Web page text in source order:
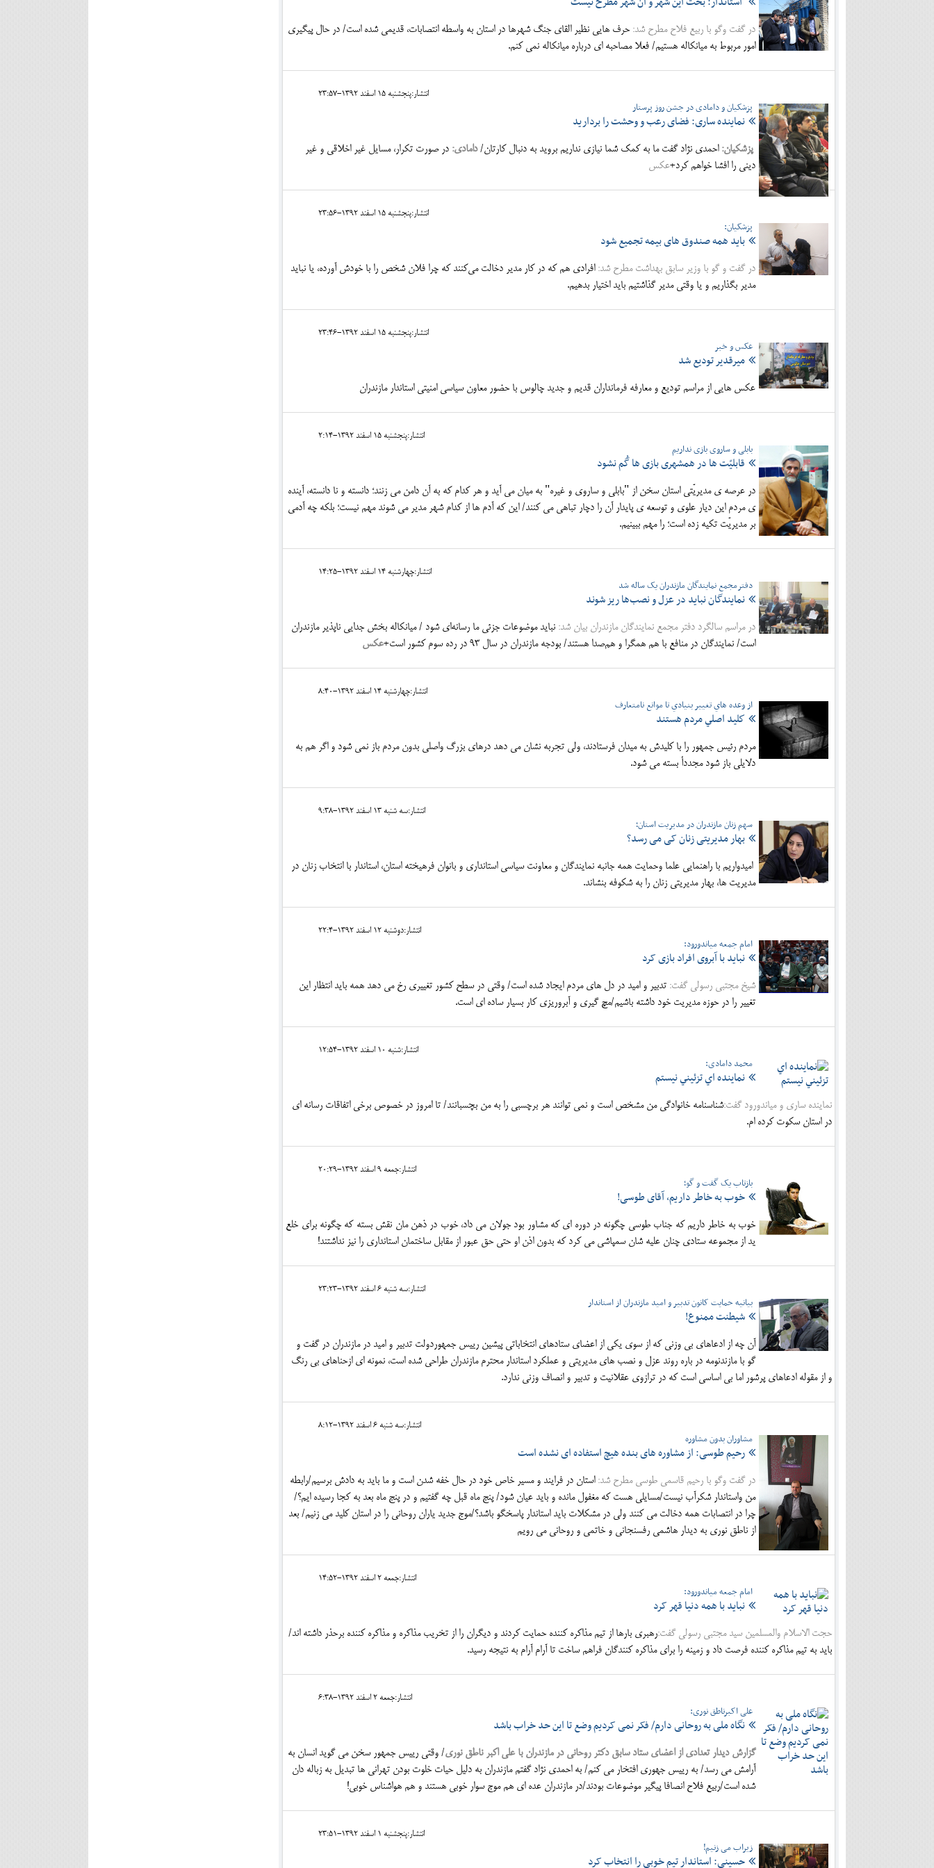
در گفت وگو با ربیع فلاح مطرح شد: حرف هایی نظیر القای جنگ شهرها در استان به واسطه انتصابات، قدیمی شده است/ در حال پیگیری
امور مربوط به میانکاله هستیم/ فعلا مصاحبه ای درباره میانکاله نمی کنم.
انتشار:پنجشنبه 15 اسفند 1392-23:57
پزشکیان و دامادی در جشن روز پرستار
نماینده ساری: فضای رعب و وحشت را بردارید
پزشکیان: احمدی نژاد گفت ما به کمک شما نیازی نداریم بروید به دنبال کارتان/دامادی: در صورت تکرار، مسایل غیر اخلاقی و غیر
دینی را افشا خواهم کرد+عکس
انتشار:پنجشنبه 15 اسفند 1392-23:56
پزشکیان:
باید همه صندوق های بیمه تجمیع شود
در گفت و گو با وزیر سابق بهداشت مطرح شد: افرادی هم که در کار مدیر دخالت می‌کنند که چرا فلان شخص را با خودش آورده، یا نباید
مدیر بگذاریم و یا وقتی مدیر گذاشتیم باید اختیار بدهیم.
انتشار:پنجشنبه 15 اسفند 1392-23:46
عکس و خبر
میرقدیر تودیع شد
عکس هایی از مراسم تودیع و معارفه فرمانداران قدیم و جدید چالوس با حضور معاون سیاسی امنیتی استاندار مازندران
انتشار:پنجشنبه 15 اسفند 1392-2:14
بابلی و ساروی بازی نداریم
قابلیّت ها در همشهری بازی ها گُم نشود
در عرصه ی مدیریّتی استان سخن از "بابلی و ساروی و غیره" به میان می آید و هر کدام که به آن دامن می زنند؛ دانسته و نا دانسته، آینده
ی مردم این دیار علوی و توسعه ی پایدار آن را دچار تباهی می کنند/ این که آدم ها از کدام شهر مدیر می شوند مهم نیست؛ بلکه چه آدمی
بر مدیریّت تکیه زده است؛ را مهم ببینیم.
انتشار:چهارشنبه 14 اسفند 1392-14:25
دفترمجمع نمایندگان مازندران یک ساله شد
نمایندگان نباید در عزل و نصب‌ها ریز شوند
در مراسم سالگرد دفتر مجمع نمایندگان مازندران بیان شد: نباید موضوعات جزئی ما رسانه‌ای شود / میانکاله بخش جدایی ناپذیر مازندران
است/ نمایندگان در منافع با هم همگرا و هم‌صدا هستند/ بودجه مازندران در سال 93 در رده سوم کشور است+
عکس
انتشار:چهارشنبه 14 اسفند 1392-8:40
از وعده هاي تغيير بنيادي تا موانع نامتعارف
كليد اصلي مردم هستند
مردم رئيس جمهور را با كليدش به ميدان فرستادند، ولي تجربه نشان مي دهد درهاي بزرگ واصلي بدون مردم باز نمي شود و اگر هم به
دلايلي باز شود مجددأ بسته مي شود.
انتشار:سه شنبه 13 اسفند 1392-9:38
سهم زنان مازندران در مدیریت استان؛
بهار مدیریتی زنان کی می رسد؟
امیدواریم با راهنمایی علما وحمایت همه جانبه نمایندگان و معاونت سیاسی استانداری و بانوان فرهیخته استان، استاندار با انتخاب زنان در
مدیریت ها، بهار مدیریتی زنان را به شکوفه بنشاند.
انتشار:دوشنبه 12 اسفند 1392-22:4
امام جمعه میاندورود:
نباید با آبروی افراد بازی کرد
شیخ مجتبی رسولی گفت: تدبیر و امید در دل های مردم ایجاد شده است/ وقتی در سطح کشور تغییری رخ می دهد همه باید انتظار این
تغییر را در حوزه مدیریت خود داشته باشیم/مچ گیری و آبروریزی کار بسیار ساده ای است.
انتشار:شنبه 10 اسفند 1392-12:54
محمد دامادی:
نماينده اي تزئيني نيستم
نماینده ساری و میاندورود گفت:شناسنامه خانوادگي من مشخص است و نمي توانند هر برچسبي را به من بچسبانند/ تا امروز در خصوص برخي اتفاقات رسانه اي
در استان سكوت كرده ام.
انتشار:جمعه 9 اسفند 1392-20:29
بازتاب یک گفت و گو؛
خوب به خاطر داریم، آقای طوسی!
خوب به خاطر داریم که جناب طوسی چگونه در دوره ای که مشاور بود جولان می داد، خوب در ذهن مان نقش بسته که چگونه برای خلع
ید از مجموعه ستادی چنان علیه شان سمپاشی می کرد که بدون اذن او حتی حق عبور از مقابل ساختمان استانداری را نیز نداشتند!
انتشار:سه شنبه 6 اسفند 1392-23:23
بیانیه حمایت کانون تدبیر و امید مازندران از استاندار
شیطنت ممنوع!
آن چه از ادعاهای بی وزنی که از سوی یکی از اعضای ستادهای انتخاباتی پیشین رییس جمهوردولت تدبیر و امید در مازندران در گفت و
گو با مازندنومه در باره روند عزل و نصب های مدیریتی و عملکرد استاندار محترم مازندران طراحی شده است، نمونه ای ازحناهای بی رنگ
و از مقوله ادعاهای پرشور اما بی اساسی است که در ترازوی عقلانیت و تدبیر و انصاف وزنی ندارد.
انتشار:سه شنبه 6 اسفند 1392-8:12
مشاوران بدون مشاوره
رحیم طوسی: از مشاوره های بنده هیچ استفاده ای نشده است
در گفت وگو با رحیم قاسمی طوسی مطرح شد: استان در فرایند و مسیر خاص خود در حال خفه شدن است و ما باید به دادش برسیم/رابطه
من واستاندار شکرآب نیست/مسایلی هست که مغفول مانده و باید عیان شود/ پنج ماه قبل چه گفتیم و در پنج ماه بعد به کجا رسیده ایم؟/
چرا در انتصابات همه دخالت می کنند ولی در مشکلات باید استاندار پاسخگو باشد؟/موج جدید یاران روحانی را در استان کلید می زنیم/ بعد
از ناطق نوری به دیدار هاشمی رفسنجانی و خاتمی و روحانی می رویم
انتشار:جمعه 2 اسفند 1392-14:52
امام جمعه میاندورود:
نباید با همه دنیا قهر کرد
حجت الاسلام والمسلمین سید مجتبی رسولی گفت:رهبری بارها از تیم مذاکره کننده حمایت کردند و دیگران را از تخریب مذاکره و مذاکره کننده برحذر داشته اند/
باید به تیم مذاکره کننده فرصت داد و زمینه را برای مذاکره کنندگان فراهم ساخت تا آرام آرام به نتیجه رسید.
انتشار:جمعه 2 اسفند 1392-6:38
علی اکبرناطق نوری:
نگاه ملی به روحانی دارم/ فکر نمی کردیم وضع تا این حد خراب باشد
گزارش دیدار تعدادی از اعضای ستاد سابق دکتر روحانی در مازندران با علی اکبر ناطق نوری/ وقتی رییس جمهور سخن می گوید انسان به
آرامش می رسد/ به رییس جهوری افتخار می کنم/ به احمدی نژاد گفتم مازندران به دلیل حیات خلوت بودن تهرانی ها تبدیل به زباله دان
شده است/ربیع فلاح انصافا پیگیر موضوعات بودند/در مازندران عده ای هم موج سوار خوبی هستند و هم هواشناس خوبی!
انتشار:پنجشنبه 1 اسفند 1392-23:51
زیراب می زنیم!
حسینی: استاندار تیم خوبی را انتخاب کرد